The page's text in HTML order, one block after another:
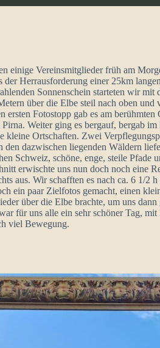
einige Vereinsmitglieder früh am
Herrausforderung einer 25km
Sonnenschein starteten wir
über die Elbe steil nach oben und
ersten Fotostopp gab es am
Weiter ging es bergauf, bergab
kleine Ortschaften. Zwei
den dazwischen liegenden Wäldern
Schweiz, schöne, enge, steile Pfade
erwischte uns nun doch noch eine
aus. Wir schafften es nach ca. 6 1/2
ein paar Zielfotos gemacht, einen
über die Elbe brachte, um uns
für uns alle ein sehr schöner Tag,
viel Bewegung.